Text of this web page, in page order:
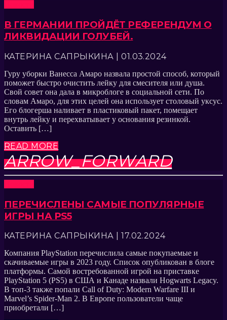
В ГЕРМАНИИ ПРОЙДЁТ РЕФЕРЕНДУМ О
ЛИКВИДАЦИИ ГОЛУБЕЙ.
КАТЕРИНА САПРЫКИНА | 01.03.2024
Гуру уборки Ванесса Амаро назвала простой способ, который
поможет быстро очистить лейку для смесителя или душа.
Свой совет она дала в микроблоге в социальной сети. По
словам Амаро, для этих целей она использует столовый уксус.
Его блогерша наливает в пластиковый пакет, помещает
внутрь лейку и перехватывает у основания резинкой.
Оставить […]
READ MORE
ARROW_FORWARD
ПЕРЕЧИСЛЕНЫ САМЫЕ ПОПУЛЯРНЫЕ
ИГРЫ НА PS5
КАТЕРИНА САПРЫКИНА | 17.02.2024
Компания PlayStation перечислила самые покупаемые и
скачиваемые игры в 2023 году. Список опубликован в блоге
платформы. Самой востребованной игрой на приставке
PlayStation 5 (PS5) в США и Канаде назвали Hogwarts Legacy.
В топ-3 также попали Call of Duty: Modern Warfare III и
Marvel’s Spider-Man 2. В Европе пользователи чаще
приобретали […]